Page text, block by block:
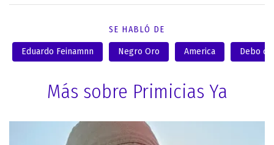
SE HABLÓ DE
Eduardo Feinamnn Negro Oro America Debo
Más sobre Primicias Ya